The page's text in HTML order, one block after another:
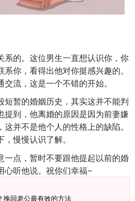
系的。这位男生一直想认识你，你
你，看得出他对你挺感兴趣的。
流，这是一个不错的开始。
短暂的婚姻历史，其实这并不能判
提到，他离婚的原因是因为前妻嫌
并不是他个人的性格上的缺陷。
慢慢认识了解。
一点，暂时不要跟他提起以前的婚
心听他说。祝你们幸福~
挽回老公最有效的方法